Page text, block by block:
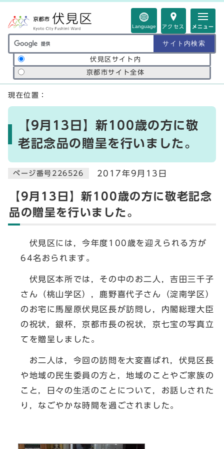
Language アクセス メニュー
サイト内検索の範囲
伏見区サイト内
京都市サイト全体
ここから本文です
現在位置：
【9月13日】新100歳の方に敬
老記念品の贈呈を行いました。
ページ番号226526 2017年9月13日
【9月13日】新100歳の方に敬老記念
品の贈呈を行いました。
伏見区には，今年度100歳を迎えられる方が
64名おられます。
伏見区本所では，その中のお二人，吉田三千子
さん（桃山学区），鹿野喜代子さん（淀南学区）
のお宅に馬屋原伏見区長が訪問し，内閣総理大臣
の祝状，銀杯，京都市長の祝状，京七宝の写真立
てを贈呈しました。
お二人は，今回の訪問を大変喜ばれ，伏見区長
や地域の民生委員の方と，地域のことやご家族の
こと，日々の生活のことについて，お話しされた
り，なごやかな時間を過ごされました。